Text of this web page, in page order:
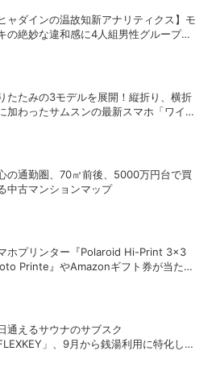
ヒャダインの温故知新アナリティクス】モ
の絶妙な違和感に4人組男性グループの
たたみの3モデルを展開！縦折り、横折
加わったサムスンの最新スマホ「ワイド
の通勤圏、70㎡前後、5000万円台で買
中古マンションマップ
ホプリンター『Polaroid Hi-Print 3×3
Printe』やAmazonギフト券が当た
通えるサウナのサブスク
」、9月から銭湯利用に特化した